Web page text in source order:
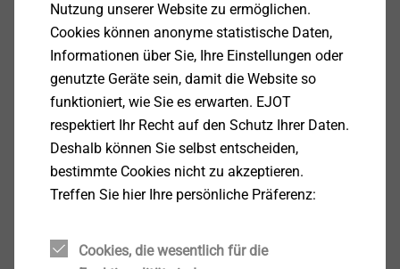
Nutzung unserer Website zu ermöglichen.
Cookies können anonyme statistische Daten,
Informationen über Sie, Ihre Einstellungen oder
genutzte Geräte sein, damit die Website so
funktioniert, wie Sie es erwarten. EJOT
respektiert Ihr Recht auf den Schutz Ihrer Daten.
Deshalb können Sie selbst entscheiden,
bestimmte Cookies nicht zu akzeptieren.
Treffen Sie hier Ihre persönliche Präferenz:
Cookies, die wesentlich für die